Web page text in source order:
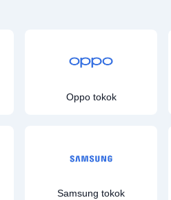
Oppo tokok
Samsung tokok